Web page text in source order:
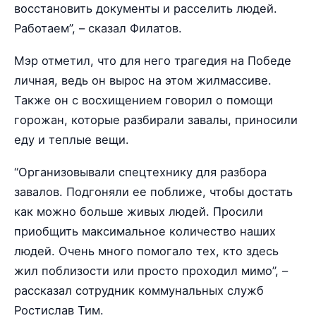
восстановить документы и расселить людей.
Работаем”, – сказал Филатов.
Мэр отметил, что для него трагедия на Победе
личная, ведь он вырос на этом жилмассиве.
Также он с восхищением говорил о помощи
горожан, которые разбирали завалы, приносили
еду и теплые вещи.
“Организовывали спецтехнику для разбора
завалов. Подгоняли ее поближе, чтобы достать
как можно больше живых людей. Просили
приобщить максимальное количество наших
людей. Очень много помогало тех, кто здесь
жил поблизости или просто проходил мимо”, –
рассказал сотрудник коммунальных служб
Ростислав Тим.